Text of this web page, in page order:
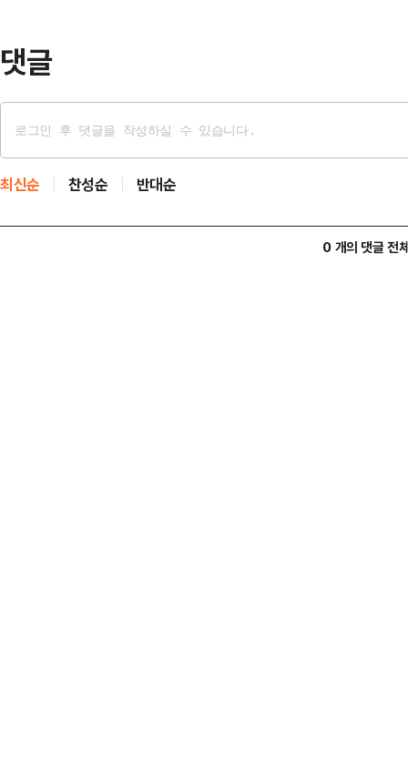
댓글
최신순 찬성순 반대순
0 개의 댓글 전